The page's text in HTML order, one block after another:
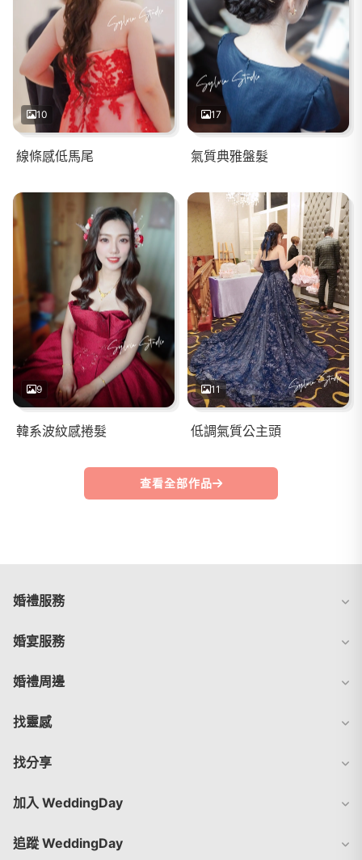
10
線條感低馬尾
17
氣質典雅盤髮
9
韓系波紋感捲髮
11
低調氣質公主頭
查看全部作品
婚禮服務
婚宴服務
婚禮周邊
找靈感
找分享
加入 WeddingDay
追蹤 WeddingDay